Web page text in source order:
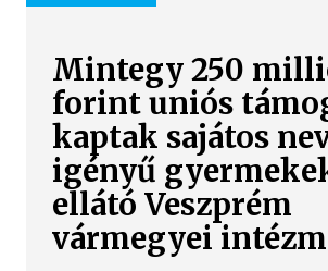
Mintegy 250
forint uniós
kaptak sajátos
igényű
ellátó Veszprém
vármegyei